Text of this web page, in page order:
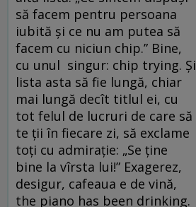
să facem pentru persoana
iubită și ce nu am putea să
facem cu niciun chip.” Bine,
cu unul singur: chip trying. Și
lista asta să fie lungă, chiar
mai lungă decît titlul ei, cu
tot felul de lucruri de care să
te ții în fiecare zi, să exclame
toți cu admirație: „Se ține
bine la vîrsta lui!” Exagerez,
desigur, cafeaua e de vină,
the piano has been drinking.